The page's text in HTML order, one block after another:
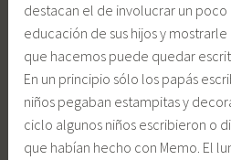
destacan el de involucrar un poco
educación de sus hijos y
que hacemos puede quedar
En un principio sólo los papás
niños pegaban estampitas y
ciclo algunos niños escribieron o
que habían hecho con Memo. El